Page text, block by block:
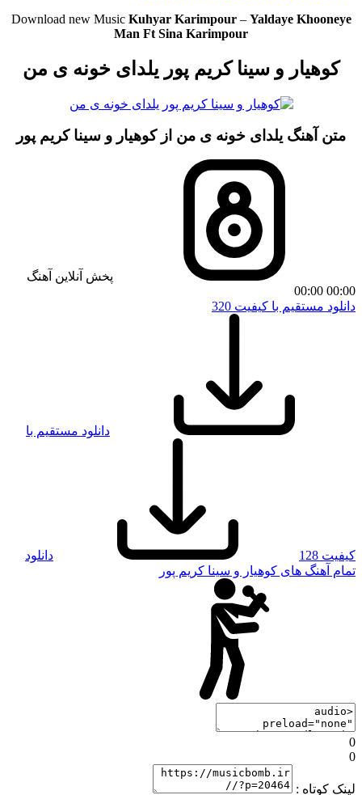
Download new Music Kuhyar Karimpour– Yaldaye Khooneye
Man Ft Sina Karimpour
کوهیار و سینا کریم پور یلدای خونه ی من
متن آهنگ یلدای خونه ی من از کوهیار و سینا کریم پور
پخش آنلاین آهنگ
00:00
00:00
دانلود مستقیم با کیفیت 320
دانلود مستقیم با
کیفیت 128
دانلود
تمام آهنگ های کوهیار و سینا کریم پور
0
0
لینک کوتاه :